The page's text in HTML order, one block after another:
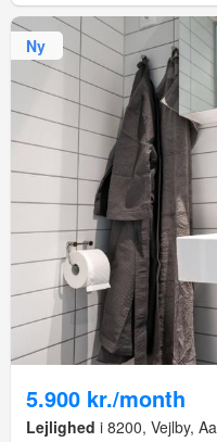
Ny
5.900 kr./month
Lejlighed i 8200, Vejlby,